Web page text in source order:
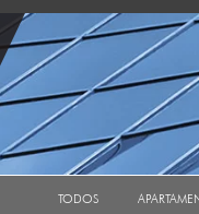
TODOS